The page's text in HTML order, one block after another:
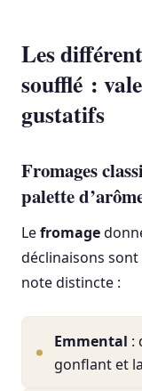
Les
soufflé :
gustatifs
Fromages
palette
Lefromage
déclinaisons
note distincte :
Emmental :
gonflant et